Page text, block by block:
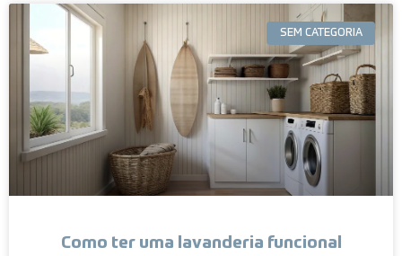
SEM CATEGORIA
Como ter uma lavanderia funcional